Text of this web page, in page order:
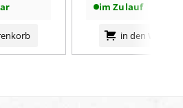
im Zulauf
in den